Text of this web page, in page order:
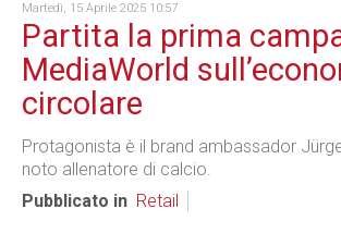
Martedì, 15 Aprile 2025 10:57
Partita la prima
MediaWorld
circolare
Protagonista è il brand ambassador
noto allenatore di calcio.
Pubblicato in Retail